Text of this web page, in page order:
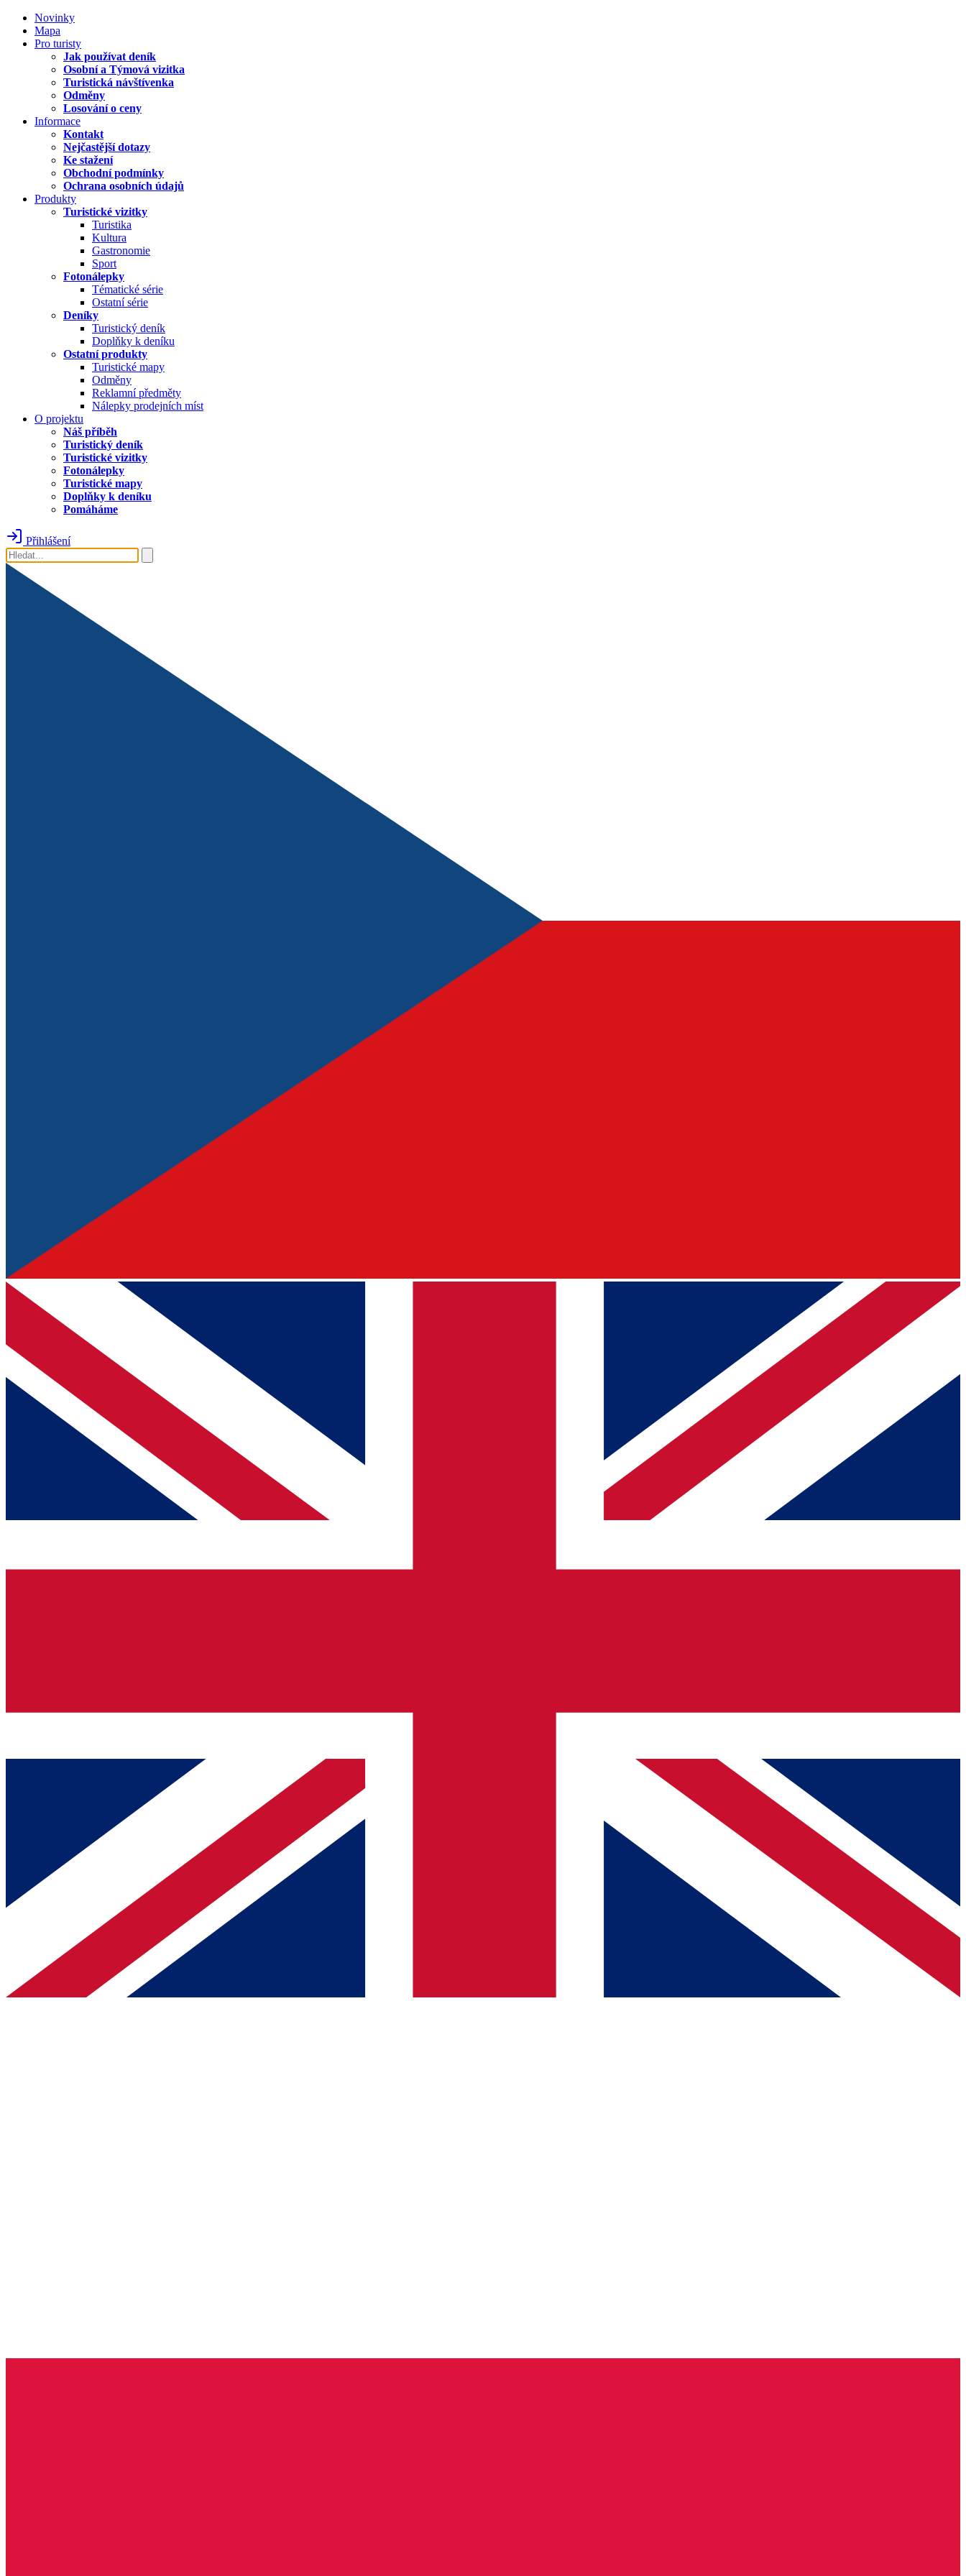
Novinky
Mapa
Pro turisty
Jak používat deník
Osobní a Týmová vizitka
Turistická návštívenka
Odměny
Losování o ceny
Informace
Kontakt
Nejčastější dotazy
Ke stažení
Obchodní podmínky
Ochrana osobních údajů
Produkty
Turistické vizitky
Turistika
Kultura
Gastronomie
Sport
Fotonálepky
Tématické série
Ostatní série
Deníky
Turistický deník
Doplňky k deníku
Ostatní produkty
Turistické mapy
Odměny
Reklamní předměty
Nálepky prodejních míst
O projektu
Náš příběh
Turistický deník
Turistické vizitky
Fotonálepky
Turistické mapy
Doplňky k deníku
Pomáháme
Přihlášení